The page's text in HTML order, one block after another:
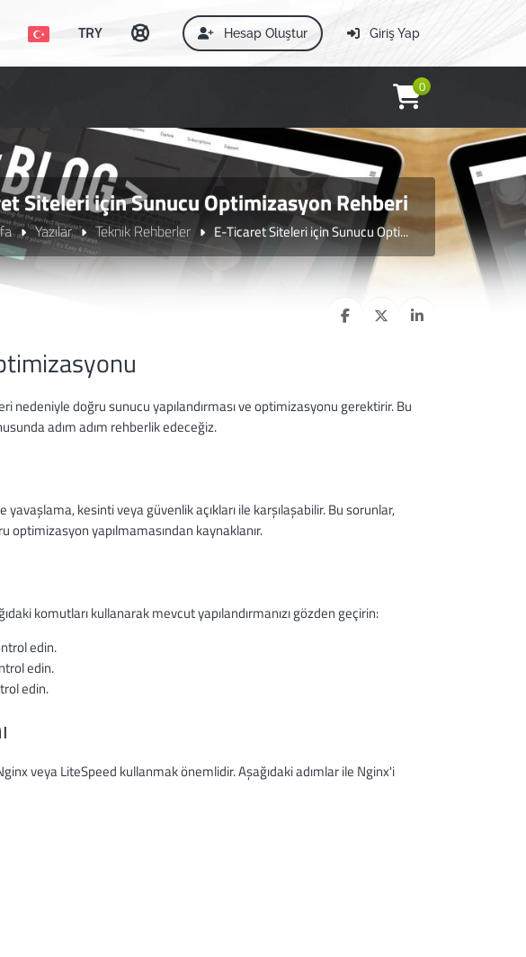
Giriş Yap
Hesap Oluştur
TRY
0
Siteleri için Sunucu Optimizasyon Rehberi
Yazılar Teknik Rehberler E-Ticaret Siteleri için Sunucu Opti...
doğru sunucu yapılandırması ve optimizasyonu gerektirir. Bu
adım adım rehberlik edeceğiz.
kesinti veya güvenlik açıkları ile karşılaşabilir. Bu sorunlar,
optimizasyon yapılmamasından kaynaklanır.
komutları kullanarak mevcut yapılandırmanızı gözden geçirin:
edin.
edin.
edin.
veya LiteSpeed kullanmak önemlidir. Aşağıdaki adımlar ile Nginx'i